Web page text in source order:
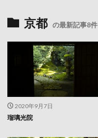
京都 の最新記事8件
2020年9月7日
瑠璃光院